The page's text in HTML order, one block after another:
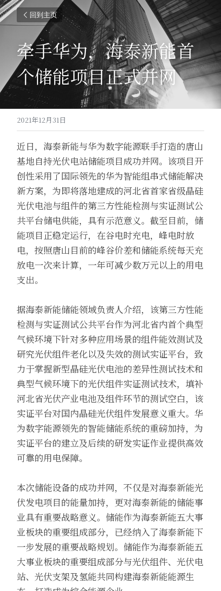
回到主页
牵手华为，海泰新能首
个储能项目正式并网
2021年12月31日
近日，海泰新能与华为数字能源联手打造的唐山
基地自持光伏电站储能项目成功并网。该项目开
创性采用了国际领先的华为智能组串式储能解决
新方案，为即将落地建成的河北省首家省级晶硅
光伏电池与组件的第三方性能检测与实证测试公
共平台储电供能，具有示范意义。截至目前，储
能项目正稳定运行，在谷电时充电，峰电时放
电，按照唐山目前的峰谷价差和储能系统每天充
放电一次来计算，一年可减少数万元以上的用电
支出。
据海泰新能储能领域负责人介绍，该第三方性能
检测与实证测试公共平台作为河北省内首个典型
气候环境下针对多种应用场景的组件能效测试及
研究光伏组件老化以及失效的测试实证平台，致
力于掌握新型晶硅光伏电池的差异性测试技术和
典型气候环境下的光伏组件实证测试技术，填补
河北省光伏产业电池及组件环节的测试空白，该
实证平台对国内晶硅光伏组件发展意义重大。华
为数字能源领先的智能储能系统的重磅加持，为
实证平台的建立及后续的研发实证作业提供高效
可靠的用电保障。
本次储能设备的成功并网，不仅是对海泰新能光
伏发电项目的能量加持，更对海泰新能的储能事
业具有重要战略意义。储能作为海泰新能五大事
业板块的重要组成部分，已经纳入了海泰新能下
一步发展的重要战略规划。储能作为海泰新能五
大事业板块的重要组成部分与光伏组件、光伏电
站、光伏支架及氢能共同构建海泰新能能源生